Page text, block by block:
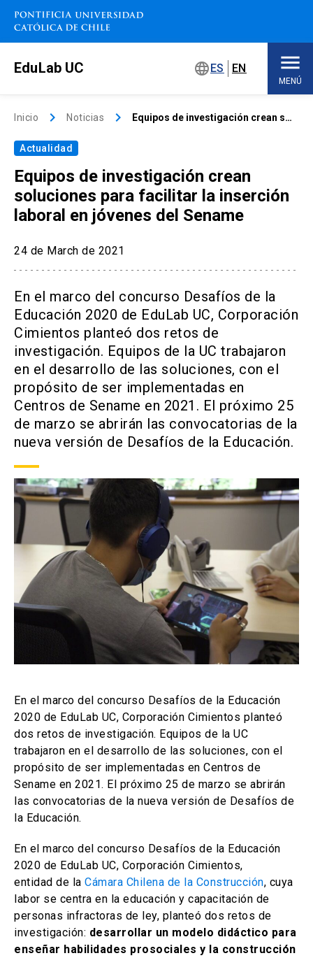
Saltar
contenido
EduLab UC languageES EN
MENÚ
Inicio
Sobre EduLab
Soluciones educativas
Concursos
Eventos
Noticias
ACCESOS UC
(El
enlace
se
abre
nueva
pestaña)
enlace
se
abre
nueva
pestaña)
Mi Portal UC
(El
enlace
en
una
nueva
pestaña)
Correo launch
(El
enlace
se
abre
en
una
nueva
pestaña)
Inicio keyboard_arrow_right Noticias keyboard_arrow_right Equipos de investigación crean soluciones para facilitar la inserción laboral en jóvenes del Sename
Actualidad
Equipos de investigación crean
soluciones para facilitar la inserción
laboral en jóvenes del Sename
24 de March de 2021
En el marco del concurso Desafíos de la
Educación 2020 de EduLab UC, Corporación
Cimientos planteó dos retos de
investigación. Equipos de la UC trabajaron
en el desarrollo de las soluciones, con el
propósito de ser implementadas en
Centros de Sename en 2021. El próximo 25
de marzo se abrirán las convocatorias de la
nueva versión de Desafíos de la Educación.
En el marco del concurso Desafíos de la Educación
2020 de EduLab UC, Corporación Cimientos planteó
dos retos de investigación. Equipos de la UC
trabajaron en el desarrollo de las soluciones, con el
propósito de ser implementadas en Centros de
Sename en 2021. El próximo 25 de marzo se abrirán
las convocatorias de la nueva versión de Desafíos de
la Educación.
En el marco del concurso Desafíos de la Educación
2020 de EduLab UC, Corporación Cimientos,
entidad de la Cámara Chilena de la Construcción, cuya
labor se centra en la educación y capacitación de
personas infractoras de ley, planteó dos retos de
investigación: desarrollar un modelo didáctico para
enseñar habilidades prosociales y la construcción